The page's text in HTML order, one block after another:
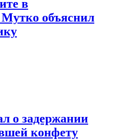
в
Мутко объяснил
о задержании
конфету